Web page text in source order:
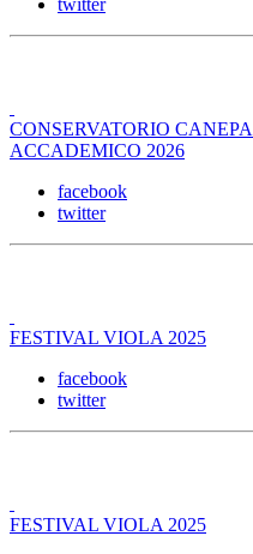
twitter
CONSERVATORIO
ACCADEMICO 2026
facebook
twitter
FESTIVAL VIOLA 2025
facebook
twitter
FESTIVAL VIOLA 2025